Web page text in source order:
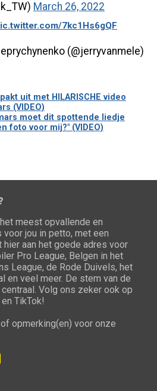
March 26, 2022
7kc1Hs6gQF
(@jerryvanmele)
uit met HILARISCHE video
(VIDEO)
moet dit spottende liedje
foto voor mij?" (VIDEO)
meest opvallende en
jou in petto, met een
hier aan het goede adres voor
Pro League, Belgen in het
League, de Rode Duivels, het
en veel meer. De stem van de
Volg ons zeker ook op
TikTok!
opmerking(en) voor onze